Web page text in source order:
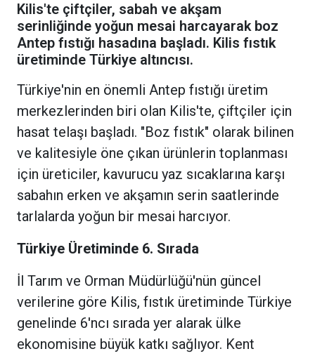
Kilis'te çiftçiler, sabah ve akşam
serinliğinde yoğun mesai harcayarak boz
Antep fıstığı hasadına başladı. Kilis fıstık
üretiminde Türkiye altıncısı.
Türkiye'nin en önemli Antep fıstığı üretim
merkezlerinden biri olan Kilis'te, çiftçiler için
hasat telaşı başladı. "Boz fıstık" olarak bilinen
ve kalitesiyle öne çıkan ürünlerin toplanması
için üreticiler, kavurucu yaz sıcaklarına karşı
sabahın erken ve akşamın serin saatlerinde
tarlalarda yoğun bir mesai harcıyor.
Türkiye Üretiminde 6. Sırada
İl Tarım ve Orman Müdürlüğü'nün güncel
verilerine göre Kilis, fıstık üretiminde Türkiye
genelinde 6'ncı sırada yer alarak ülke
ekonomisine büyük katkı sağlıyor. Kent